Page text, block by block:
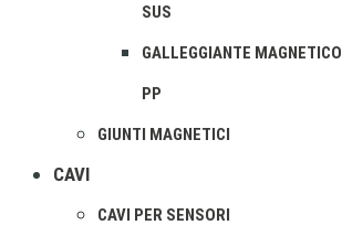
SUS
GALLEGGIANTE MAGNETICO
PP
GIUNTI MAGNETICI
CAVI
CAVI PER SENSORI